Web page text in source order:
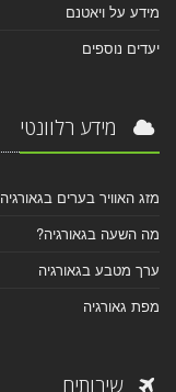
מידע על ויאטנם
יעדים נוספים
מידע רלוונטי
מזג האוויר בערים בגאורגיה
מה השעה בגאורגיה?
ערך מטבע בגאורגיה
מפת גאורגיה
שירותים